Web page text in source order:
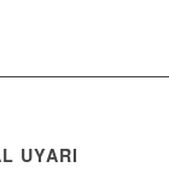
UYARI